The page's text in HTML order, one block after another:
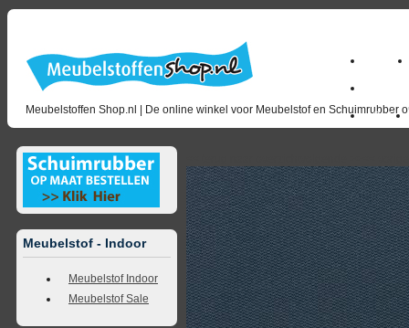
Meubelstoffen Shop.nl | De online winkel voor Meubelstof en Schuimrubber
Home
Outlet
Meubelstof - Indoor
Meubelstof Indoor
Meubelstof Sale